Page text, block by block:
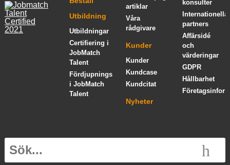
Utbildning
Utbildningar
Certifiering i
JobMatch
Talent
Fördjupningskurs
i JobMatch
Talent
artiklar
Våra
rådgivare
Kunder
Kunder
Kundcase
Kundcitat
Nyheter
konsulter
Internationella
partners
Affärsidé
och
värderingar
GDPR
Hållbarhet